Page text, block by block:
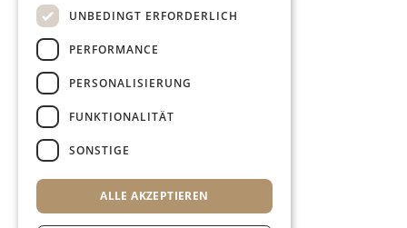
UNBEDINGT ERFORDERLICH
PERFORMANCE
PERSONALISIERUNG
FUNKTIONALITÄT
SONSTIGE
ALLE AKZEPTIEREN